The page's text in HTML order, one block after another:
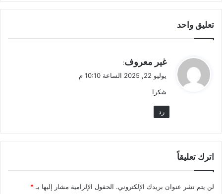
تعليق واحد
ي
ل
غير معروف:
يوليو 22, 2025 الساعة 10:10 م
شكرا
رد
اترك تعليقاً
لن يتم نشر عنوان بريدك الإلكتروني. الحقول الإلزامية مشار إليها بـ *